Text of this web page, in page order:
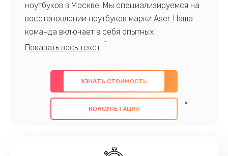
ноутбуков в Москве. Мы специализируемся на
восстановлении ноутбуков марки Aser. Наша
команда включает в себя опытных
профессионалов с обширными знаниями и
предлагаем быстрый и качественный ремонт с
использованием оригинальных компонентов, а
также гарантируем качество всех
проведенных работ. Наша цель - предоставить
наилучшим образом. Не медлите записаться на
УЗНАТЬ СТОИМОСТЬ
КОНСУЛЬТАЦИЯ